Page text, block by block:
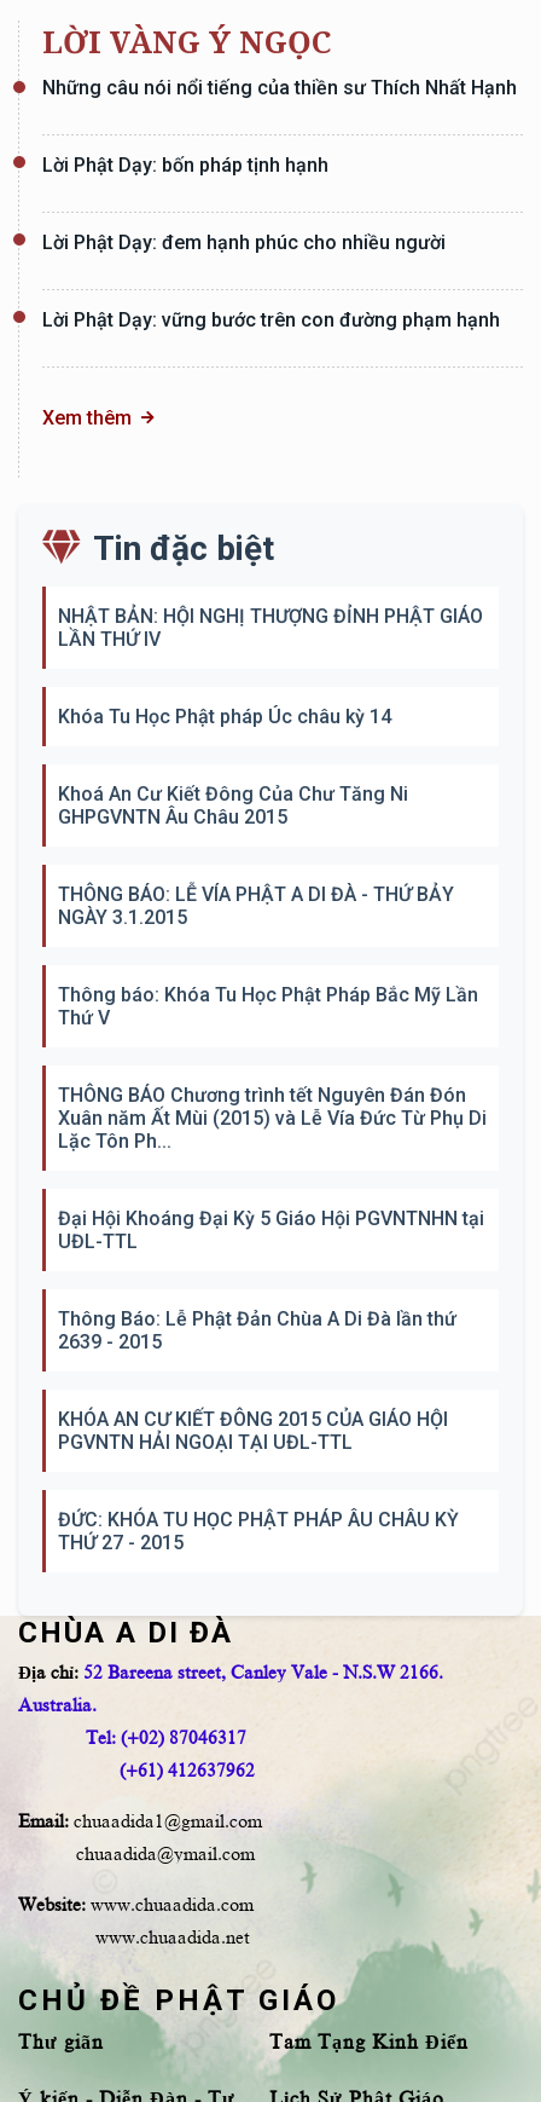
LỜI VÀNG Ý NGỌC
Những câu nói nổi tiếng của thiền sư Thích Nhất Hạnh
Lời Phật Dạy: bốn pháp tịnh hạnh
Lời Phật Dạy: đem hạnh phúc cho nhiều người
Lời Phật Dạy: vững bước trên con đường phạm hạnh
Xem thêm
Tin đặc biệt
NHẬT BẢN: HỘI NGHỊ THƯỢNG ĐỈNH PHẬT GIÁO
LẦN THỨ IV
Khóa Tu Học Phật pháp Úc châu kỳ 14
Khoá An Cư Kiết Đông Của Chư Tăng Ni
GHPGVNTN Âu Châu 2015
THÔNG BÁO: LỄ VÍA PHẬT A DI ĐÀ - THỨ BẢY
NGÀY 3.1.2015
Thông báo: Khóa Tu Học Phật Pháp Bắc Mỹ Lần
Thứ V
THÔNG BÁO Chương trình tết Nguyên Đán Đón
Xuân năm Ất Mùi (2015) và Lễ Vía Đức Từ Phụ Di
Lặc Tôn Ph...
Đại Hội Khoáng Đại Kỳ 5 Giáo Hội PGVNTNHN tại
UĐL-TTL
Thông Báo: Lễ Phật Đản Chùa A Di Đà lần thứ
2639 - 2015
KHÓA AN CƯ KIẾT ĐÔNG 2015 CỦA GIÁO HỘI
PGVNTN HẢI NGOẠI TẠI UĐL-TTL
ĐỨC: KHÓA TU HỌC PHẬT PHÁP ÂU CHÂU KỲ
THỨ 27 - 2015
CHÙA A DI ĐÀ
Địa chỉ: 52 Bareena street, Canley Vale - N.S.W 2166.
Australia.
Tel: (+02) 87046317
(+61) 412637962
Email: chuaadida1@gmail.com
chuaadida@ymail.com
Website: www.chuaadida.com
www.chuaadida.net
CHỦ ĐỀ PHẬT GIÁO
Thư giãn Tam Tạng Kinh Điển